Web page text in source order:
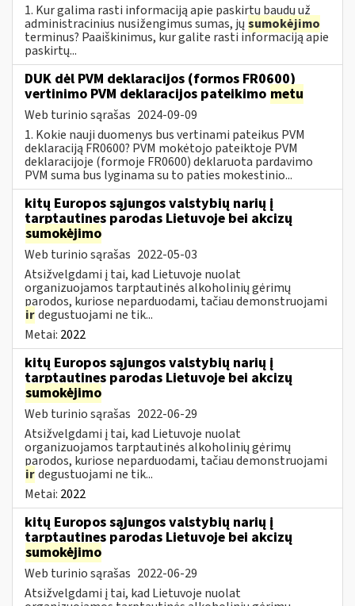
1. Kur galima rasti informaciją apie paskirtų baudų už
administracinius nusižengimus sumas, jų sumokėjimo
terminus? Paaiškinimus, kur galite rasti informaciją apie
paskirtų...
DUK dėl PVM deklaracijos (formos FR0600)
vertinimo PVM deklaracijos pateikimo metu
Web turinio sąrašas 2024-09-09
1. Kokie nauji duomenys bus vertinami pateikus PVM
deklaraciją FR0600? PVM mokėtojo pateiktoje PVM
deklaracijoje (formoje FR0600) deklaruota pardavimo
PVM suma bus lyginama su to paties mokestinio...
kitų Europos sąjungos valstybių narių į
tarptautines parodas Lietuvoje bei akcizų
sumokėjimo
Web turinio sąrašas 2022-05-03
Atsižvelgdami į tai, kad Lietuvoje nuolat
organizuojamos tarptautinės alkoholinių gėrimų
parodos, kuriose neparduodami, tačiau demonstruojami
irdegustuojami ne tik...
Metai: 2022
kitų Europos sąjungos valstybių narių į
tarptautines parodas Lietuvoje bei akcizų
sumokėjimo
Web turinio sąrašas 2022-06-29
Atsižvelgdami į tai, kad Lietuvoje nuolat
organizuojamos tarptautinės alkoholinių gėrimų
parodos, kuriose neparduodami, tačiau demonstruojami
irdegustuojami ne tik...
Metai: 2022
kitų Europos sąjungos valstybių narių į
tarptautines parodas Lietuvoje bei akcizų
sumokėjimo
Web turinio sąrašas 2022-06-29
Atsižvelgdami į tai, kad Lietuvoje nuolat